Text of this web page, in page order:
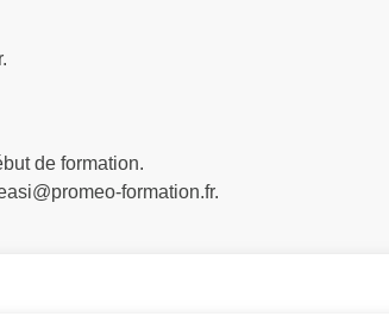
de formation.
formation.fr.